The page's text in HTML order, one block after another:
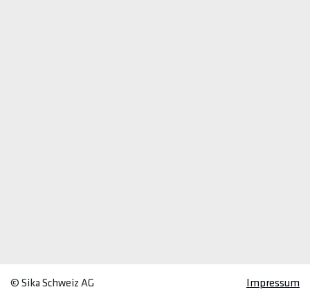
© Sika Schweiz AG Impressum